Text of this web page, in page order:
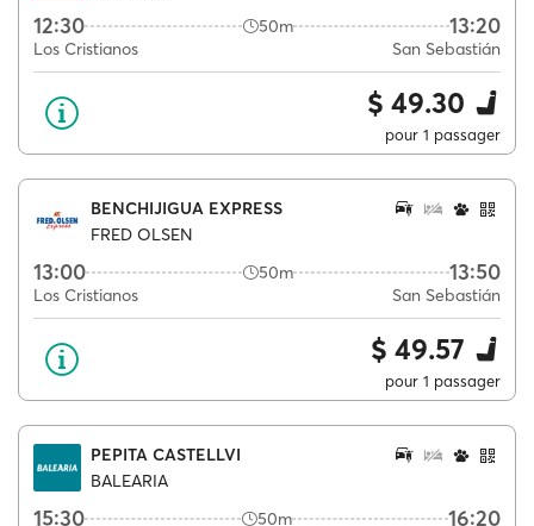
12:30 50m 13:20
Los Cristianos San Sebastián
$ 49.30
pour 1 passager
BENCHIJIGUA EXPRESS
FRED OLSEN
13:00 50m 13:50
Los Cristianos San Sebastián
$ 49.57
pour 1 passager
PEPITA CASTELLVI
BALEARIA
15:30 50m 16:20